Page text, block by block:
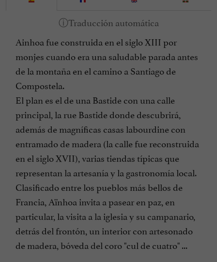
Ainhoa fue construida en el siglo XIII por
monjes cuando era una saludable parada antes
de la montaña en el camino a Santiago de
Compostela.
El plan es el de una Bastide con una calle
principal, la rue Bastide donde descubrirá,
además de magníficas casas labourdine con
entramado de madera (la calle fue reconstruida
en el siglo XVII), varias tiendas típicas que
representan la artesanía y la gastronomía local.
Clasificado entre los pueblos más bellos de
Francia, Aïnhoa invita a pasear en paz, en
particular, la visita a la iglesia y su campanario,
detrás del frontón, un interior con artesonado
de madera, bóveda del coro "cul de cuatro" ...